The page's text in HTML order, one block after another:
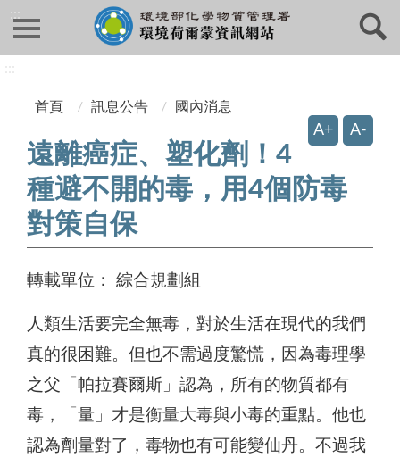
首頁 訊息公告 國內消息
A+ A-
遠離癌症、塑化劑！4
種避不開的毒，用4個防毒
對策自保
轉載單位： 綜合規劃組
人類生活要完全無毒，對於生活在現代的我們
真的很困難。但也不需過度驚慌，因為毒理學
之父「帕拉賽爾斯」認為，所有的物質都有
毒，「量」才是衡量大毒與小毒的重點。他也
認為劑量對了，毒物也有可能變仙丹。不過我